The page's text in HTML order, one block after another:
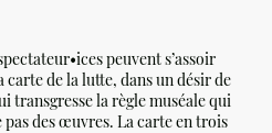
peuvent s’assoir
de la lutte, dans un désir de
transgresse la règle muséale qui
pas des œuvres. La carte en trois